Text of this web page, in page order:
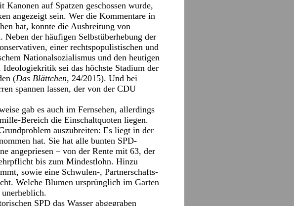
auf Spatzen geschossen wurde,
angezeigt sein. Wer die Kommentare in
hat, konnte die Ausbreitung von
der häufigen Selbstüberhebung der
einer rechtspopulistischen und
Nationalsozialismus und den heutigen
sei das höchste Stadium der
(Das Blättchen, 24/2015). Und bei
spannen lassen, der von der CDU
gab es auch im Fernsehen, allerdings
Bereich die Einschaltquoten liegen.
auszubreiten: Es liegt in der
hat. Sie hat alle bunten SPD-
angepriesen – von der Rente mit 63, der
bis zum Mindestlohn. Hinzu
sowie eine Schwulen-, Partnerschafts-
Welche Blumen ursprünglich im Garten
SPD das Wasser abgegraben